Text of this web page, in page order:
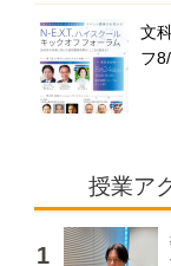
文
フ
授業ア